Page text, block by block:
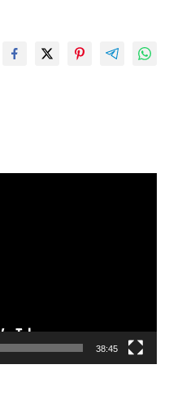
38:45